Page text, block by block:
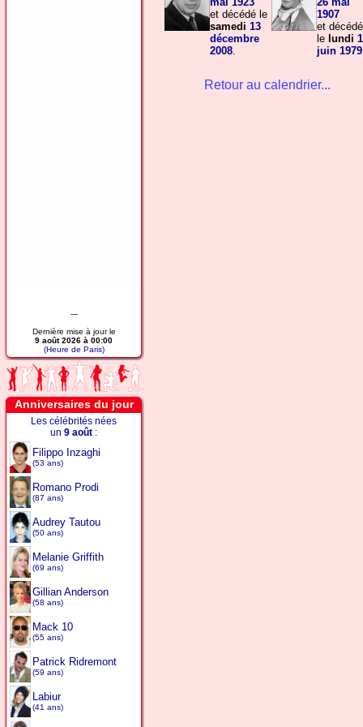
---
Dernière mise à jour le
9 août 2026 à 00:00
(Heure de Paris)
Anniversaires du jour
Les célébrités nées
un 9 août :
Filippo Inzaghi
(53 ans)
Romano Prodi
(87 ans)
Audrey Tautou
(50 ans)
Melanie Griffith
(69 ans)
Gillian Anderson
(58 ans)
Mack 10
(55 ans)
Patrick Ridremont
(59 ans)
Labiur
(41 ans)
et décédé le
samedi 13
décembre
2008.
1907
et décédé
le lundi
juin 1979
Retour au calendrier...